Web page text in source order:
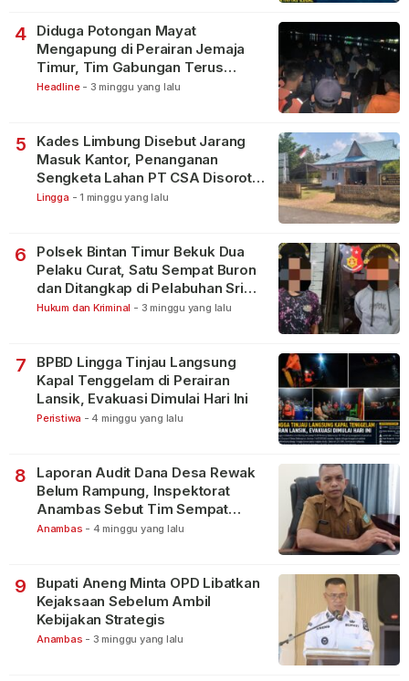
4
Diduga Potongan Mayat
Mengapung di Perairan Jemaja
Timur, Tim Gabungan Terus
Lakukan Pencarian
Headline - 3 minggu yang lalu
5
Kades Limbung Disebut Jarang
Masuk Kantor, Penanganan
Sengketa Lahan PT CSA Disorot
Warga
Lingga - 1 minggu yang lalu
6
Polsek Bintan Timur Bekuk Dua
Pelaku Curat, Satu Sempat Buron
dan Ditangkap di Pelabuhan Sri
Bintan Pura
Hukum dan Kriminal - 3 minggu yang lalu
7
BPBD Lingga Tinjau Langsung
Kapal Tenggelam di Perairan
Lansik, Evakuasi Dimulai Hari Ini
Peristiwa - 4 minggu yang lalu
8
Laporan Audit Dana Desa Rewak
Belum Rampung, Inspektorat
Anambas Sebut Tim Sempat
Terbagi Tangani Kasus Lain
Anambas - 4 minggu yang lalu
9
Bupati Aneng Minta OPD Libatkan
Kejaksaan Sebelum Ambil
Kebijakan Strategis
Anambas - 3 minggu yang lalu